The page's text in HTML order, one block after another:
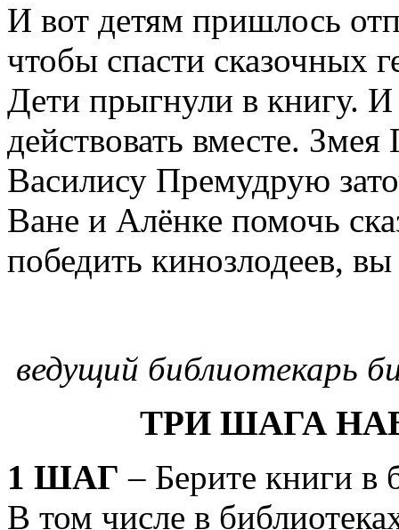
И вот детям пришлось
чтобы спасти сказочных
Дети прыгнули в книгу.
действовать вместе.
Василису Премудрую
Ване и Алёнке помочь
победить кинозлодеев,
ведущий библиотекарь
ТРИ ШАГА
1 ШАГ – Берите книги в
В том числе в